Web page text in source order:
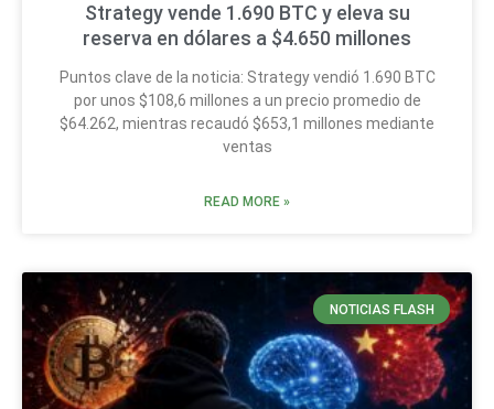
Strategy vende 1.690 BTC y eleva su
reserva en dólares a $4.650 millones
Puntos clave de la noticia: Strategy vendió 1.690 BTC
por unos $108,6 millones a un precio promedio de
$64.262, mientras recaudó $653,1 millones mediante
ventas
READ MORE »
NOTICIAS FLASH